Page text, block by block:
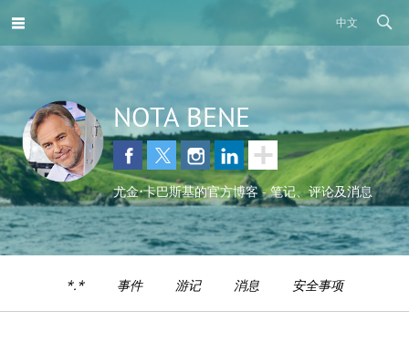
中文
NOTA BENE
尤金•卡巴斯基的官方博客 - 笔记、评论及消息
*.* 事件 游记 消息 安全事项